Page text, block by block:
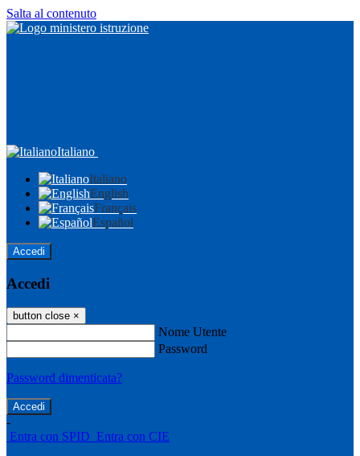
Salta al contenuto
Italiano
Italiano
English
Français
Español
Accedi
Accedi
button close ×
Nome Utente
Password
Password dimenticata?
-
Entra con SPID Entra con CIE